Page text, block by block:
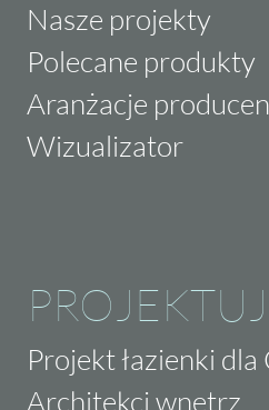
Nasze projekty
Polecane produkty
Aranżacje
Wizualizator
Projekt łazienki dla
Architekci wnętrz